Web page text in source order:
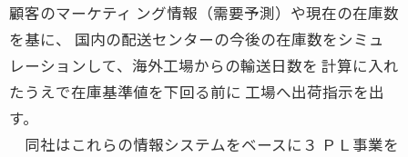
顧客のマーケティ ング情報（需要予測）や現在の在庫数
を基に、 国内の配送センターの今後の在庫数をシミュ
レーションして、海外工場からの輸送日数を 計算に入れ
たうえで在庫基準値を下回る前に 工場へ出荷指示を出
す。
同社はこれらの情報システムをベースに３ ＰＬ事業を